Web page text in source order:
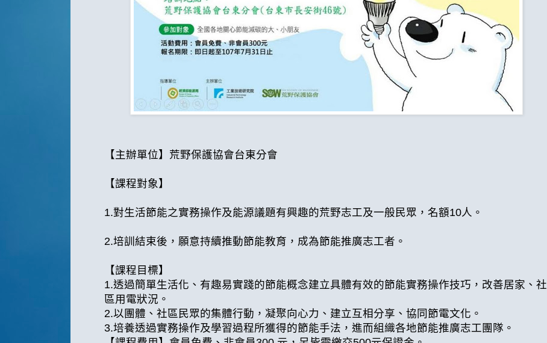
【主辦單位】荒野保護協會台東分會
【課程對象】
1.對生活節能之實務操作及能源議題有興趣的荒野志工及一般民眾，名額10人。
2.培訓結束後，願意持續推動節能教育，成為節能推廣志工者。
【課程目標】
1.透過簡單生活化、有趣易實踐的節能概念建立具體有效的節能實務操作技巧，改善居家、社
區用電狀況。
2.以團體、社區民眾的集體行動，凝聚向心力、建立互相分享、協同節電文化。
3.培養透過實務操作及學習過程所獲得的節能手法，進而組織各地節能推廣志工團隊。